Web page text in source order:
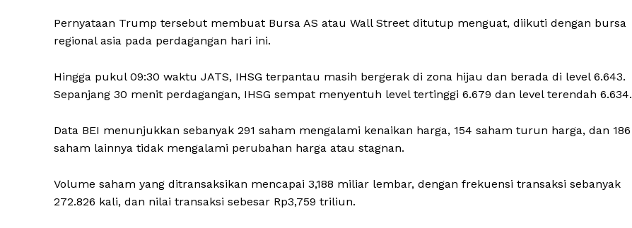
Pernyataan Trump tersebut membuat Bursa AS atau Wall Street ditutup menguat, diikuti dengan bursa
regional asia pada perdagangan hari ini.
Hingga pukul 09:30 waktu JATS, IHSG terpantau masih bergerak di zona hijau dan berada di level 6.643.
Sepanjang 30 menit perdagangan, IHSG sempat menyentuh level tertinggi 6.679 dan level terendah 6.634.
Data BEI menunjukkan sebanyak 291 saham mengalami kenaikan harga, 154 saham turun harga, dan 186
saham lainnya tidak mengalami perubahan harga atau stagnan.
Volume saham yang ditransaksikan mencapai 3,188 miliar lembar, dengan frekuensi transaksi sebanyak
272.826 kali, dan nilai transaksi sebesar Rp3,759 triliun.